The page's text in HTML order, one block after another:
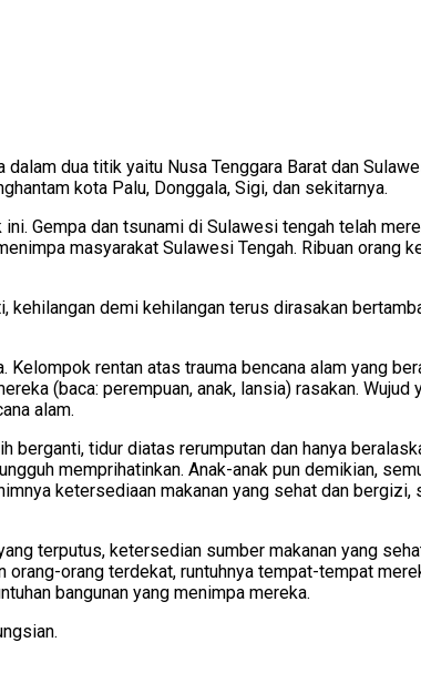
dua titik yaitu Nusa Tenggara Barat dan
kota Palu, Donggala, Sigi, dan sekitarnya.
Gempa dan tsunami di Sulawesi tengah telah
masyarakat Sulawesi Tengah. Ribuan orang
demi kehilangan terus dirasakan
rentan atas trauma bencana alam yang
(baca: perempuan, anak, lansia) rasakan.
alam.
tidur diatas rerumputan dan hanya
memprihatinkan. Anak-anak pun demikian,
ketersediaan makanan yang sehat dan bergizi,
terputus, ketersedian sumber makanan yang
orang terdekat, runtuhnya tempat-tempat
bangunan yang menimpa mereka.